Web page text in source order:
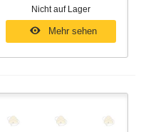
Nicht auf Lager
Mehr sehen